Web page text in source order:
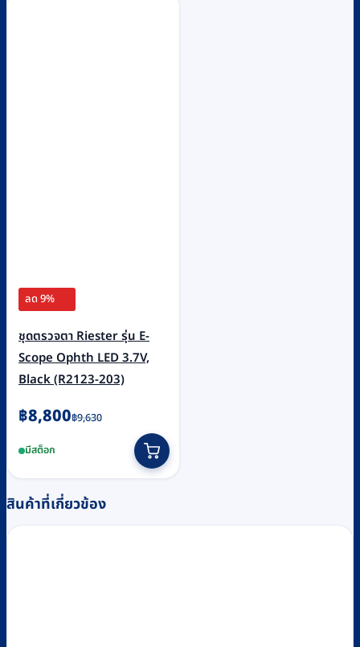
ลด 9%
ชุดตรวจตา Riester รุ่น E-
Scope Ophth LED 3.7V,
Black (R2123-203)
฿9,630
Original
was:
฿9,630.
฿8,800
Current
is:
฿8,800.
มีสต็อก
สินค้าที่เกี่ยวข้อง